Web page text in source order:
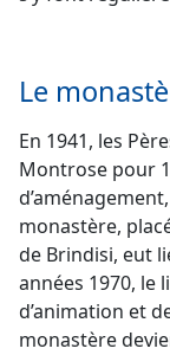
Le
En 1941, les
Montrose pour
monastère,
de Brindisi, eut
années 1970, le
d’animation et
monastère